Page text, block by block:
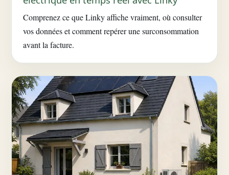
Comprenez ce que Linky affiche vraiment, où consulter
vos données et comment repérer une surconsommation
avant la facture.